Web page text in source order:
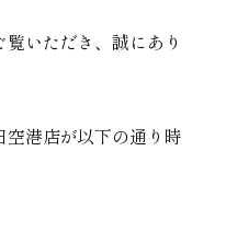
いただき、誠にあり
港店が以下の通り時